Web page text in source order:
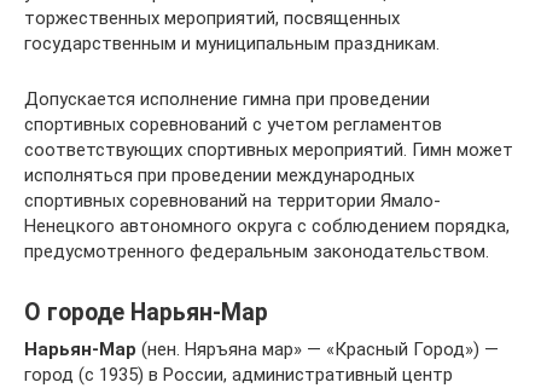
торжественных мероприятий, посвященных
государственным и муниципальным праздникам.
Допускается исполнение гимна при проведении
спортивных соревнований с учетом регламентов
соответствующих спортивных мероприятий. Гимн может
исполняться при проведении международных
спортивных соревнований на территории Ямало-
Ненецкого автономного округа с соблюдением порядка,
предусмотренного федеральным законодательством.
О городе Нарьян-Мар
Нарьян-Мар (нен. Няръяна мар» — «Красный Город») —
город (с 1935) в России, административный центр